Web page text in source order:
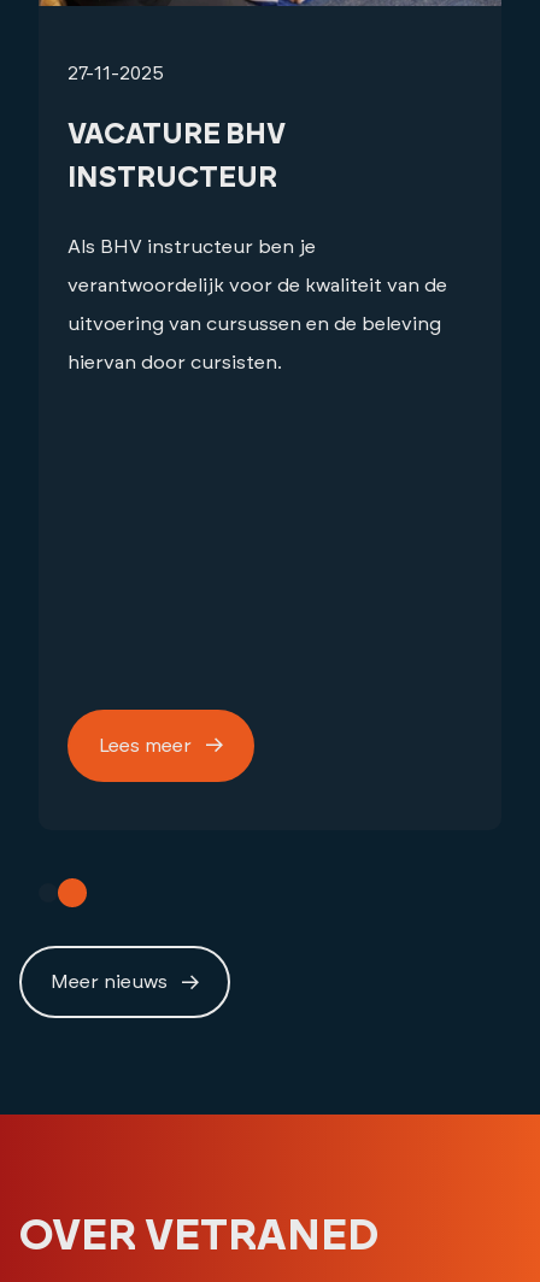
27-11-2025
VACATURE BHV
INSTRUCTEUR
Als BHV instructeur ben je
verantwoordelijk voor de kwaliteit van de
uitvoering van cursussen en de beleving
hiervan door cursisten.
Lees meer
Meer nieuws
OVER VETRANED